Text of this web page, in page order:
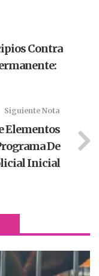
Contra
Siguiente Nota
Elementos
De
Inicial